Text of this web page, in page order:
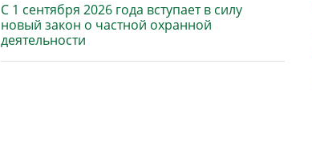
С 1 сентября 2026 года вступает в силу
новый закон о частной охранной
деятельности